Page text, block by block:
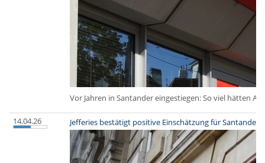
Vor Jahren in Santander eingestiegen: So viel hätten
14.04.26 Jefferies bestätigt positive Einschätzung für Santander